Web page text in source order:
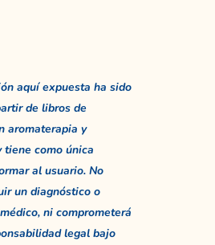
aquí expuesta ha sido
de libros de
aromaterapia y
como única
al usuario. No
un diagnóstico o
ni comprometerá
legal bajo